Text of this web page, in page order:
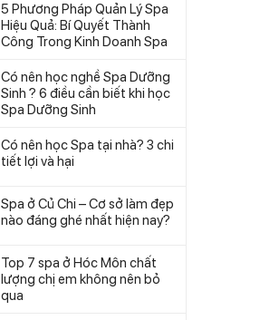
5 Phương Pháp Quản Lý Spa
Hiệu Quả: Bí Quyết Thành
Công Trong Kinh Doanh Spa
Có nên học nghề Spa Dưỡng
Sinh ? 6 điều cần biết khi học
Spa Dưỡng Sinh
Có nên học Spa tại nhà? 3 chi
tiết lợi và hại
Spa ở Củ Chi – Cơ sở làm đẹp
nào đáng ghé nhất hiện nay?
Top 7 spa ở Hóc Môn chất
lượng chị em không nên bỏ
qua